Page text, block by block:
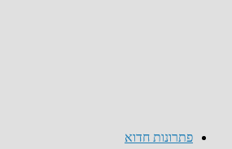
פתרונות חדוא